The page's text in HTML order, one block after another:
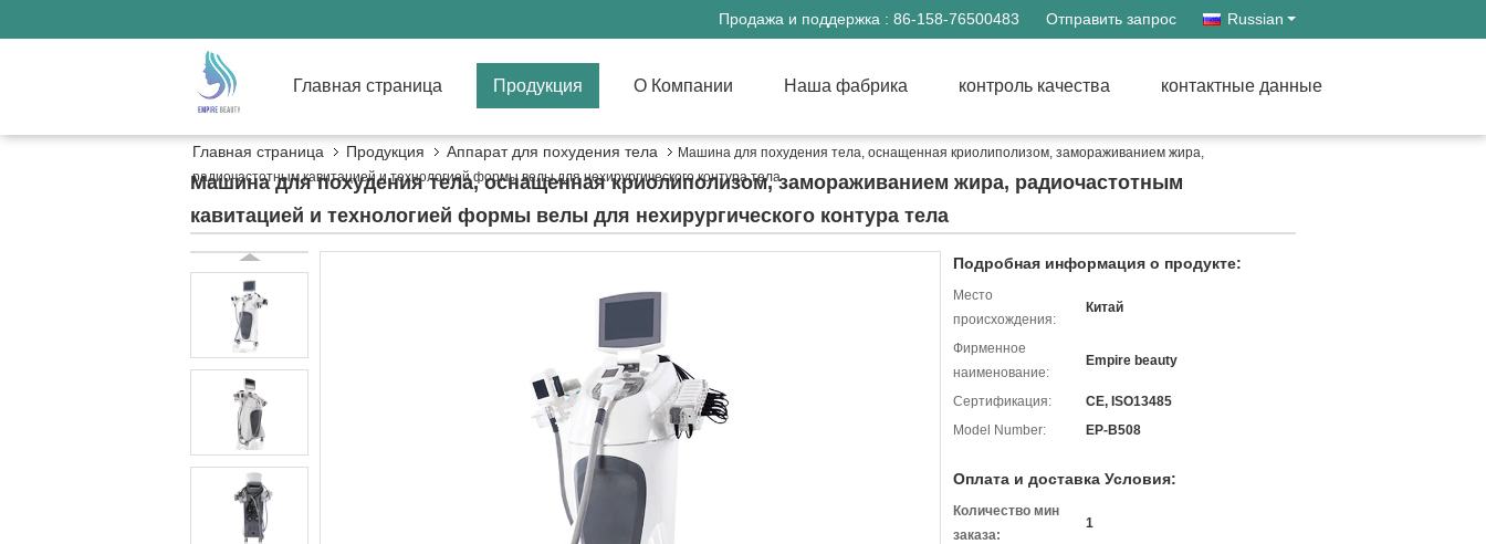
Продажа и поддержка : 86-158-76500483 Отправить запрос Russian
Главная страница Продукция О Компании Наша фабрика контроль качества контактные данные
Главная страница Продукция Аппарат для похудения тела
Машина для похудения тела, оснащенная криолиполизом, замораживанием жира,
радиочастотным кавитацией и технологией формы велы для нехирургического контура тела
Машина для похудения тела, оснащенная криолиполизом, замораживанием жира, радиочастотным
кавитацией и технологией формы велы для нехирургического контура тела
Подробная информация о продукте:
Место
происхождения:
Китай
Фирменное
наименование:
Empire beauty
Сертификация:
CE, ISO13485
Model Number:
EP-B508
Оплата и доставка Условия:
Количество мин
заказа:
1